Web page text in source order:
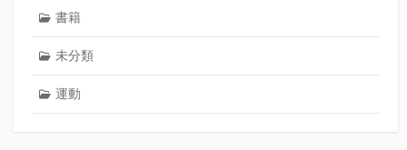
書籍
未分類
運動